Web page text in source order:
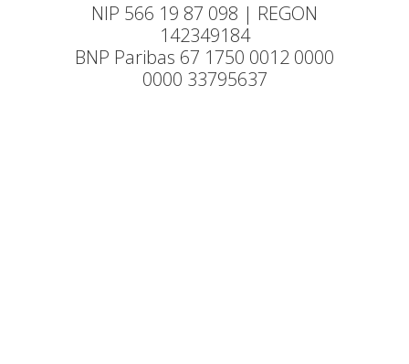
NIP 566 19 87 098 | REGON
142349184
BNP Paribas 67 1750 0012 0000
0000 33795637